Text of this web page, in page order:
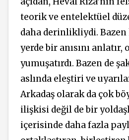
teorik ve entelektüel
daha derinlikliydi. Bazen
yerde bir anısını anlatır,
yumuşatırdı. Bazen de
aslında eleştiri ve
Arkadaş olarak da çok
ilişkisi değil de bir
içerisinde daha fazla